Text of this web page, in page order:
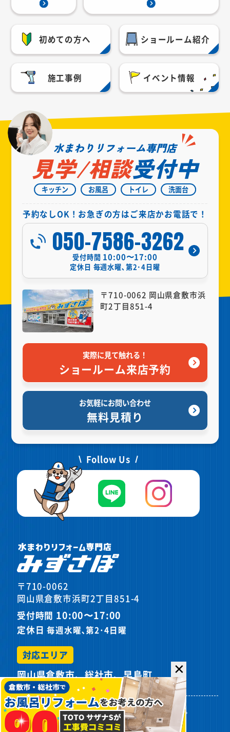
初めての方へ ショールーム紹介
施工事例 イベント情報
水まわりリフォーム専門店
見学/相談受付中
キッチン お風呂 トイレ 洗面台
予約なしOK！お急ぎの方はご来店かお電話で！
050-7586-3262
受付時間 10:00〜17:00
定休日 毎週水曜､第2･4日曜
〒710-0062 岡山県倉敷市浜
町2丁目851-4
実際に見て触れる！
ショールーム来店予約
お気軽にお問い合わせ
無料見積り
Follow Us
〒710-0062
岡山県倉敷市浜町2丁目851-4
受付時間 10:00〜17:00
定休日毎週水曜､第2･4日曜
対応エリア
岡山県倉敷市、総社市、早島町
プライバシーポリシー サイトマップ
✕